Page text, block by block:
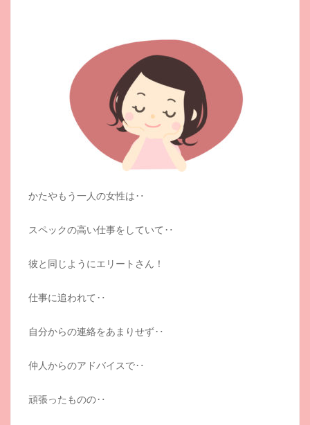
かたやもう一人の女性は‥
スペックの高い仕事をしていて‥
彼と同じようにエリートさん！
仕事に追われて‥
自分からの連絡をあまりせず‥
仲人からのアドバイスで‥
頑張ったものの‥